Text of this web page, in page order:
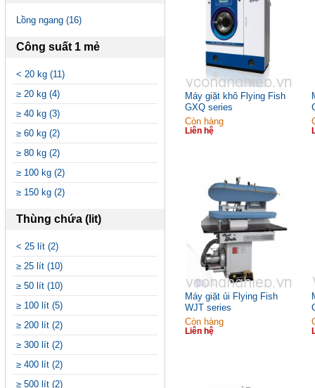
Lồng ngang (16)
Công suất 1 mẻ
< 20 kg (11)
≥ 20 kg (4)
≥ 40 kg (3)
≥ 60 kg (2)
≥ 80 kg (2)
≥ 100 kg (2)
≥ 150 kg (2)
Thùng chứa (lit)
< 25 lít (2)
≥ 25 lít (10)
≥ 50 lít (10)
≥ 100 lít (5)
≥ 200 lít (2)
≥ 300 lít (2)
≥ 400 lít (2)
≥ 500 lít (2)
Máy giặt khô Flying Fish
GXQ series
Còn hàng
Liên hệ
Máy giặt ủi Flying Fish
WJT series
Còn hàng
Liên hệ